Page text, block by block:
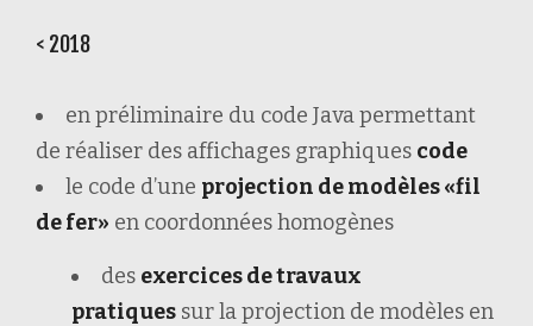
< 2018
en préliminaire du code Java permettant
de réaliser des affichages graphiques code
le code d’une projection de modèles «fil
de fer» en coordonnées homogènes
des exercices de travaux
pratiques sur la projection de modèles en